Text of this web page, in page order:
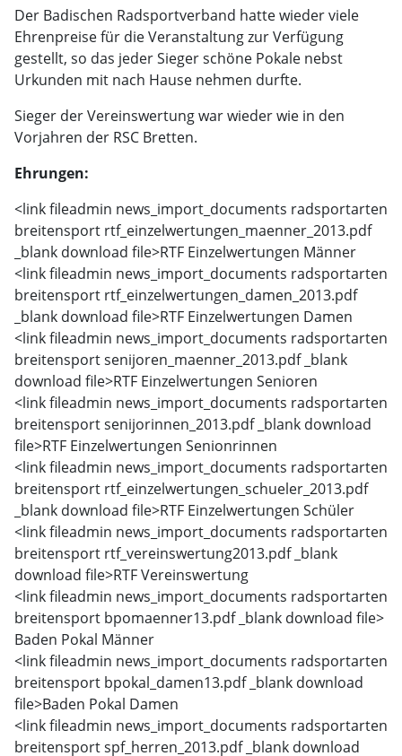
Der Badischen Radsportverband hatte wieder viele
Ehrenpreise für die Veranstaltung zur Verfügung
gestellt, so das jeder Sieger schöne Pokale nebst
Urkunden mit nach Hause nehmen durfte.
Sieger der Vereinswertung war wieder wie in den
Vorjahren der RSC Bretten.
Ehrungen:
<link fileadmin news_import_documents radsportarten
breitensport rtf_einzelwertungen_maenner_2013.pdf
_blank download file>RTF Einzelwertungen Männer
<link fileadmin news_import_documents radsportarten
breitensport rtf_einzelwertungen_damen_2013.pdf
_blank download file>RTF Einzelwertungen Damen
<link fileadmin news_import_documents radsportarten
breitensport senijoren_maenner_2013.pdf _blank
download file>RTF Einzelwertungen Senioren
<link fileadmin news_import_documents radsportarten
breitensport senijorinnen_2013.pdf _blank download
file>RTF Einzelwertungen Senionrinnen
<link fileadmin news_import_documents radsportarten
breitensport rtf_einzelwertungen_schueler_2013.pdf
_blank download file>RTF Einzelwertungen Schüler
<link fileadmin news_import_documents radsportarten
breitensport rtf_vereinswertung2013.pdf _blank
download file>RTF Vereinswertung
<link fileadmin news_import_documents radsportarten
breitensport bpomaenner13.pdf _blank download file>
Baden Pokal Männer
<link fileadmin news_import_documents radsportarten
breitensport bpokal_damen13.pdf _blank download
file>Baden Pokal Damen
<link fileadmin news_import_documents radsportarten
breitensport spf_herren_2013.pdf _blank download